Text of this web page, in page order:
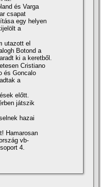
és Varga
csapat
egy helyen
a
utazott el
Botond a
ki a keretből.
Cristiano
és Goncalo
a
előtt.
játszik
hazai
Hamarosan
vb-
4.